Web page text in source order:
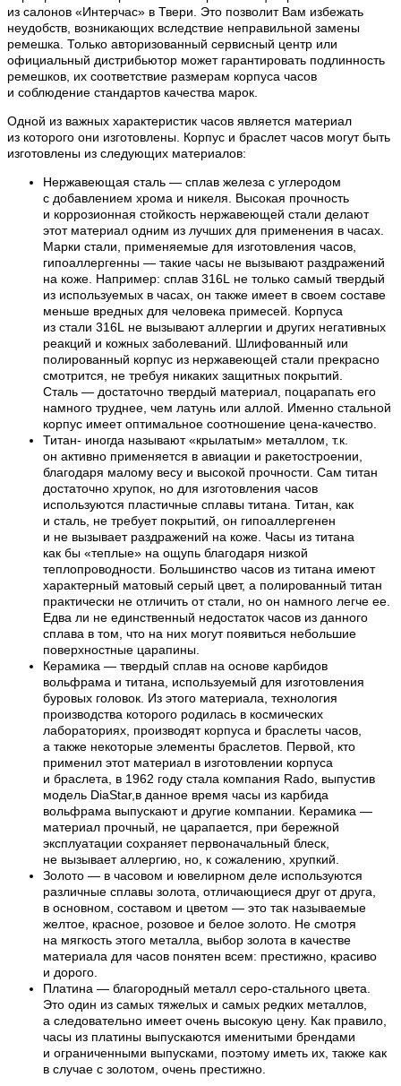
из салонов «Интерчас» в Твери. Это позволит Вам избежать
неудобств, возникающих вследствие неправильной замены
ремешка. Только авторизованный сервисный центр или
официальный дистрибьютор может гарантировать подлинность
ремешков, их соответствие размерам корпуса часов
и соблюдение стандартов качества марок.
Одной из важных характеристик часов является материал
из которого они изготовлены. Корпус и браслет часов могут быть
изготовлены из следующих материалов:
Нержавеющая сталь — сплав железа с углеродом
с добавлением хрома и никеля. Высокая прочность
и коррозионная стойкость нержавеющей стали делают
этот материал одним из лучших для применения в часах.
Марки стали, применяемые для изготовления часов,
гипоаллергенны — такие часы не вызывают раздражений
на коже. Например: сплав 316L не только самый твердый
из используемых в часах, он также имеет в своем составе
меньше вредных для человека примесей. Корпуса
из стали 316L не вызывают аллергии и других негативных
реакций и кожных заболеваний. Шлифованный или
полированный корпус из нержавеющей стали прекрасно
смотрится, не требуя никаких защитных покрытий.
Сталь — достаточно твердый материал, поцарапать его
намного труднее, чем латунь или аллой. Именно стальной
корпус имеет оптимальное соотношение цена-качество.
Титан- иногда называют «крылатым» металлом, т.к.
он активно применяется в авиации и ракетостроении,
благодаря малому весу и высокой прочности. Сам титан
достаточно хрупок, но для изготовления часов
используются пластичные сплавы титана. Титан, как
и сталь, не требует покрытий, он гипоаллергенен
и не вызывает раздражений на коже. Часы из титана
как бы «теплые» на ощупь благодаря низкой
теплопроводности. Большинство часов из титана имеют
характерный матовый серый цвет, а полированный титан
практически не отличить от стали, но он намного легче ее.
Едва ли не единственный недостаток часов из данного
сплава в том, что на них могут появиться небольшие
поверхностные царапины.
Керамика — твердый сплав на основе карбидов
вольфрама и титана, используемый для изготовления
буровых головок. Из этого материала, технология
производства которого родилась в космических
лабораториях, производят корпуса и браслеты часов,
а также некоторые элементы браслетов. Первой, кто
применил этот материал в изготовлении корпуса
и браслета, в 1962 году стала компания Rado, выпустив
модель DiaStar,в данное время часы из карбида
вольфрама выпускают и другие компании. Керамика —
материал прочный, не царапается, при бережной
эксплуатации сохраняет первоначальный блеск,
не вызывает аллергию, но, к сожалению, хрупкий.
Золото — в часовом и ювелирном деле используются
различные сплавы золота, отличающиеся друг от друга,
в основном, составом и цветом — это так называемые
желтое, красное, розовое и белое золото. Не смотря
на мягкость этого металла, выбор золота в качестве
материала для часов понятен всем: престижно, красиво
и дорого.
Платина — благородный металл серо-стального цвета.
Это один из самых тяжелых и самых редких металлов,
а следовательно имеет очень высокую цену. Как правило,
часы из платины выпускаются именитыми брендами
и ограниченными выпусками, поэтому иметь их, также как
в случае с золотом, очень престижно.